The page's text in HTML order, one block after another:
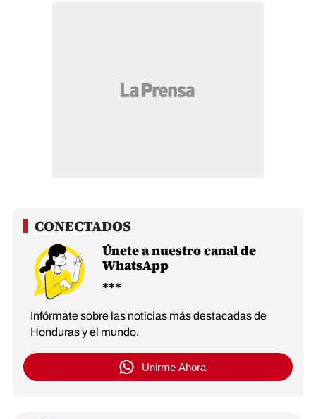
Únete a nuestro canal de
WhatsApp
Infórmate sobre las noticias más destacadas de
Honduras y el mundo.
Unirme Ahora